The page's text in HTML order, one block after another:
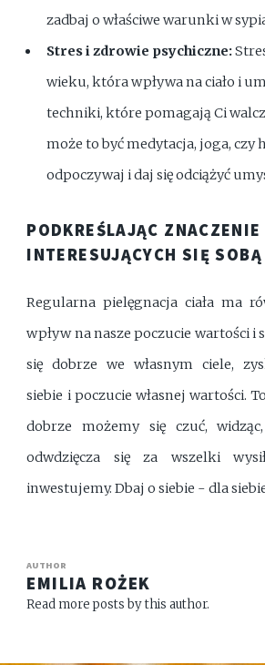
zadbaj o właściwe warunki w
Stres i zdrowie psychiczne:
wieku, która wpływa na ciało i
techniki, które pomagają Ci
może to być medytacja, joga, czy
odpoczywaj i daj się odciążyć
PODKREŚLAJĄC ZNACZENIE
INTERESUJĄCYCH SIĘ SOBĄ
Regularna pielęgnacja ciała ma
wpływ na nasze poczucie wartości i
się dobrze we własnym ciele,
siebie i poczucie własnej wartości.
dobrze możemy się czuć,
odwdzięcza się za wszelki
inwestujemy. Dbaj o siebie - dla
AUTHOR
EMILIA ROŻEK
Read more posts by this author.